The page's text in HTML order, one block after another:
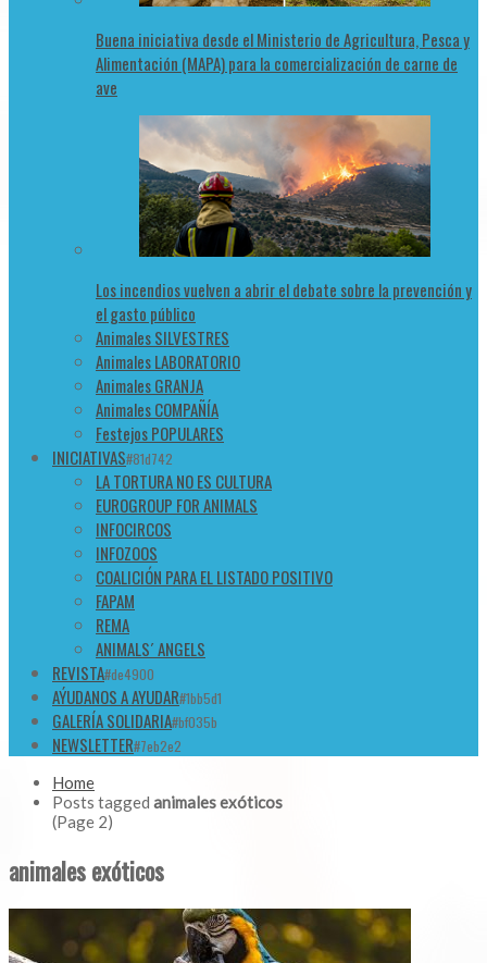
Buena iniciativa desde el Ministerio de Agricultura, Pesca y
Alimentación (MAPA) para la comercialización de carne de
ave
Los incendios vuelven a abrir el debate sobre la prevención y
el gasto público
Animales SILVESTRES
Animales LABORATORIO
Animales GRANJA
Animales COMPAÑÍA
Festejos POPULARES
INICIATIVAS#81d742
LA TORTURA NO ES CULTURA
EUROGROUP FOR ANIMALS
INFOCIRCOS
INFOZOOS
COALICIÓN PARA EL LISTADO POSITIVO
FAPAM
REMA
ANIMALS´ ANGELS
REVISTA#de4900
AÝUDANOS A AYUDAR#1bb5d1
GALERÍA SOLIDARIA#bf035b
NEWSLETTER#7eb2e2
Home
Posts tagged animales exóticos
(Page 2)
animales exóticos